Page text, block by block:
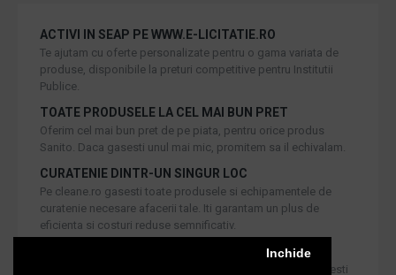
Inchide
ACTIVI IN SEAP PE WWW.E-LICITATIE.RO
Te ajutam cu oferte personalizate pentru o gama variata de
produse, disponibile la preturi competitive pentru Institutii
Publice.
TOATE PRODUSELE LA CEL MAI BUN PRET
Oferim cel mai bun pret de pe piata, pentru orice produs
Sanito. Daca gasesti unul mai mic, promitem sa il echivalam.
CURATENIE DINTR-UN SINGUR LOC
Pe cleane.ro gasesti toate produsele si echipamentele de
curatenie necesare afacerii tale. Iti garantam un plus de
eficienta si costuri reduse semnificativ.
Iti oferim produse de cea mai inalta calitate, dar daca doresti